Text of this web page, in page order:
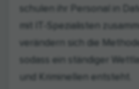
schulen ihr Personal in
mit IT-Spezialisten
verändern sich die
sodass ein ständiger
und Kriminellen entsteht.